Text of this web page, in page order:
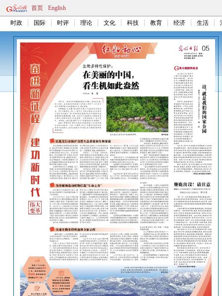
首页 English
时政 国际 时评 理论 文化 科技 教育 经济 生活